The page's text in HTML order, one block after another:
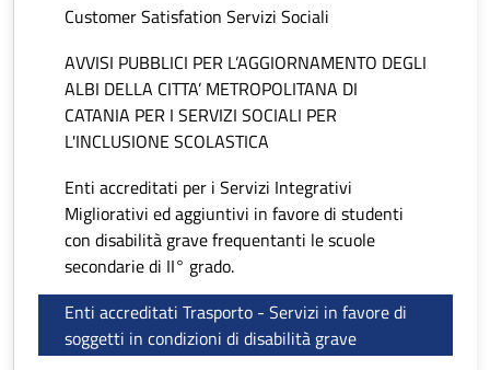
Customer Satisfation Servizi Sociali
AVVISI PUBBLICI PER L’AGGIORNAMENTO DEGLI
ALBI DELLA CITTA’ METROPOLITANA DI
CATANIA PER I SERVIZI SOCIALI PER
L'INCLUSIONE SCOLASTICA
Enti accreditati per i Servizi Integrativi
Migliorativi ed aggiuntivi in favore di studenti
con disabilità grave frequentanti le scuole
secondarie di II° grado.
Enti accreditati Trasporto - Servizi in favore di
soggetti in condizioni di disabilità grave